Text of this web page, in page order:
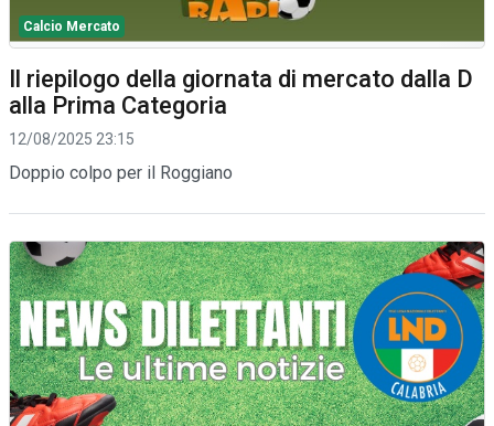
Calcio Mercato
Il riepilogo della giornata di mercato dalla D
alla Prima Categoria
12/08/2025 23:15
Doppio colpo per il Roggiano